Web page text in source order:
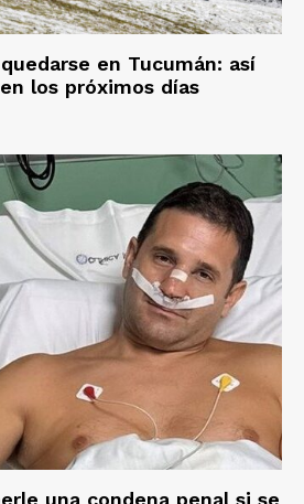
en Tucumán: así
los próximos días
una condena penal si se